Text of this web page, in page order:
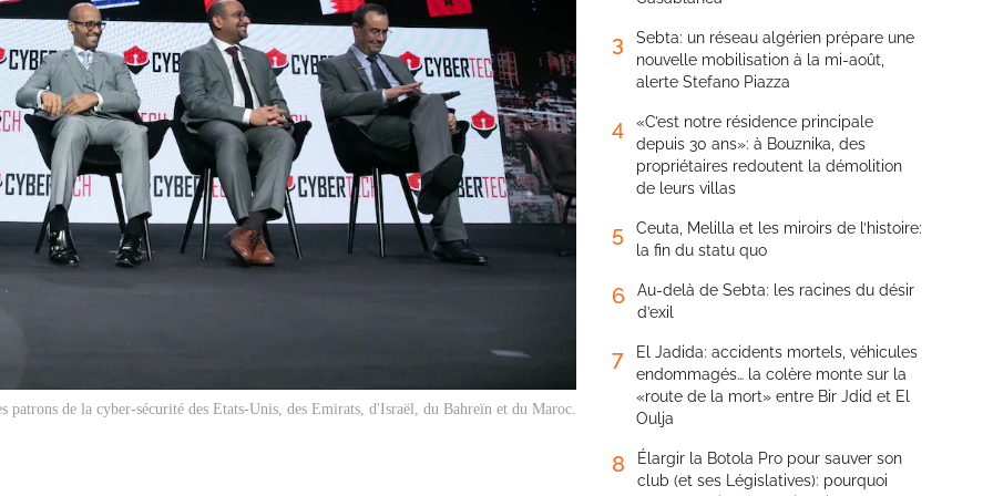
de la cyber-sécurité des Etats-Unis, des Emirats, d'Israël, du Bahreïn et du Maroc.
3
Sebta: un réseau algérien prépare une
nouvelle mobilisation à la mi-août,
alerte Stefano Piazza
4
«C’est notre résidence principale
depuis 30 ans»: à Bouznika, des
propriétaires redoutent la démolition
de leurs villas
5
Ceuta, Melilla et les miroirs de l’histoire:
la fin du statu quo
6
Au-delà de Sebta: les racines du désir
d’exil
7
El Jadida: accidents mortels, véhicules
endommagés… la colère monte sur la
«route de la mort» entre Bir Jdid et El
Oulja
8
Élargir la Botola Pro pour sauver son
club (et ses Législatives): pourquoi